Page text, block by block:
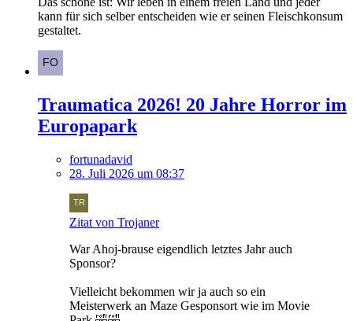
kann für sich selber entscheiden wie er seinen Fleischkonsum
gestaltet.
Traumatica 2026! 20 Jahre Horror im
Europapark
fortunadavid
28. Juli 2026 um 08:37
Zitat von Trojaner
War Ahoj-brause eigendlich letztes Jahr auch
Sponsor?
Vielleicht bekommen wir ja auch so ein
Meisterwerk an Maze Gesponsort wie im Movie